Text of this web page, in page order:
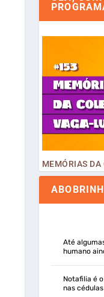
Até
humano
Notafilia é
nas